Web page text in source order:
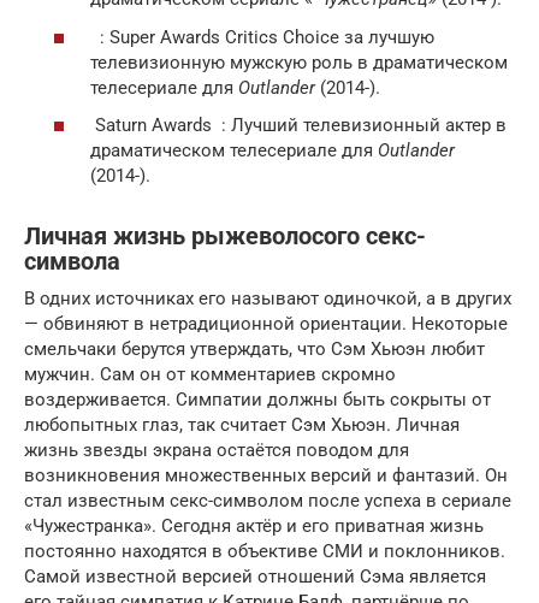
: Super Awards Critics Choice за лучшую
телевизионную мужскую роль в драматическом
телесериале для Outlander(2014-).
Saturn Awards : Лучший телевизионный актер в
драматическом телесериале для Outlander
(2014-).
Личная жизнь рыжеволосого секс-
символа
В одних источниках его называют одиночкой, а в других
— обвиняют в нетрадиционной ориентации. Некоторые
смельчаки берутся утверждать, что Сэм Хьюэн любит
мужчин. Сам он от комментариев скромно
воздерживается. Симпатии должны быть сокрыты от
любопытных глаз, так считает Сэм Хьюэн. Личная
жизнь звезды экрана остаётся поводом для
возникновения множественных версий и фантазий. Он
стал известным секс-символом после успеха в сериале
«Чужестранка». Сегодня актёр и его приватная жизнь
постоянно находятся в объективе СМИ и поклонников.
Самой известной версией отношений Сэма является